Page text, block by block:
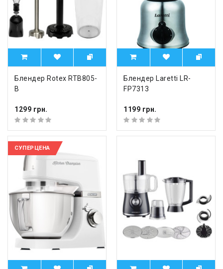
Блендер Rotex RTB805-
B
1299 грн.
Блендер Laretti LR-
FP7313
1199 грн.
СУПЕРЦЕНА